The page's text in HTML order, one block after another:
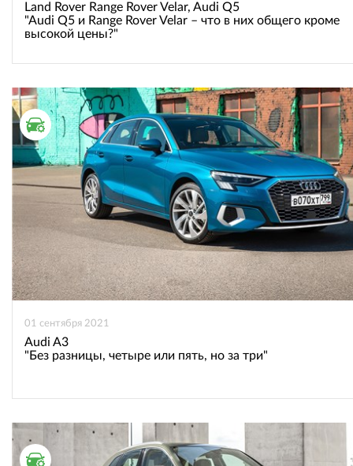
Land Rover Range Rover Velar, Audi Q5
"Audi Q5 и Range Rover Velar – что в них общего кроме
высокой цены?"
ТЕСТ ДРАЙВ
01 сентября 2021
Audi A3
"Без разницы, четыре или пять, но за три"
ТЕСТ ДРАЙВ